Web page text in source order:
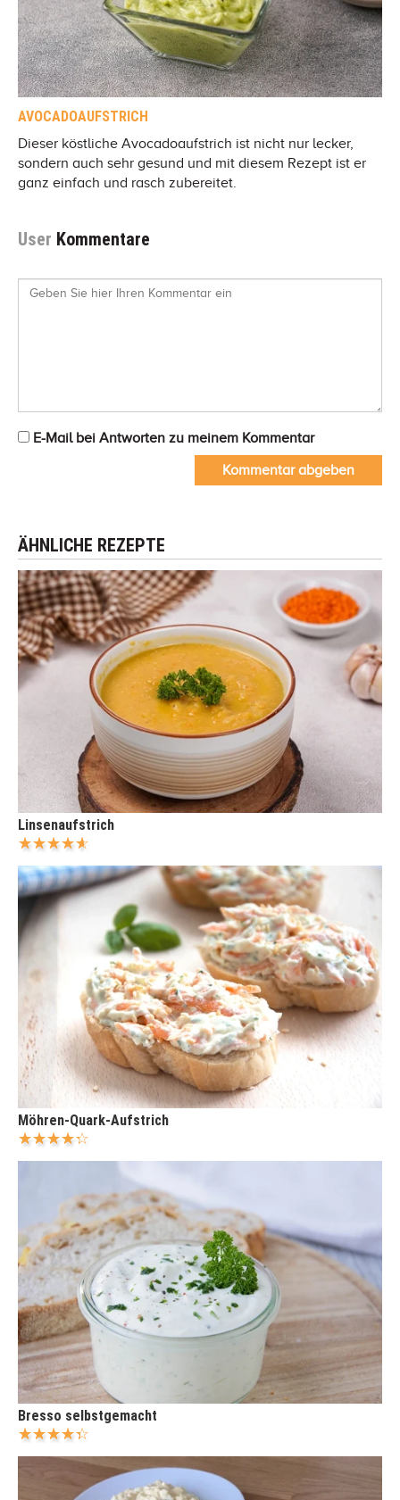
AVOCADOAUFSTRICH
Dieser köstliche Avocadoaufstrich ist nicht nur lecker,
sondern auch sehr gesund und mit diesem Rezept ist er
ganz einfach und rasch zubereitet.
User Kommentare
E-Mail bei Antworten zu meinem Kommentar
Kommentar abgeben
ÄHNLICHE REZEPTE
Linsenaufstrich
Möhren-Quark-Aufstrich
Bresso selbstgemacht